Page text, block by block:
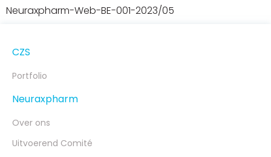
Neuraxpharm-Web-BE-001-2023/05
CZS
Portfolio
Neuraxpharm
Over ons
Uitvoerend Comité